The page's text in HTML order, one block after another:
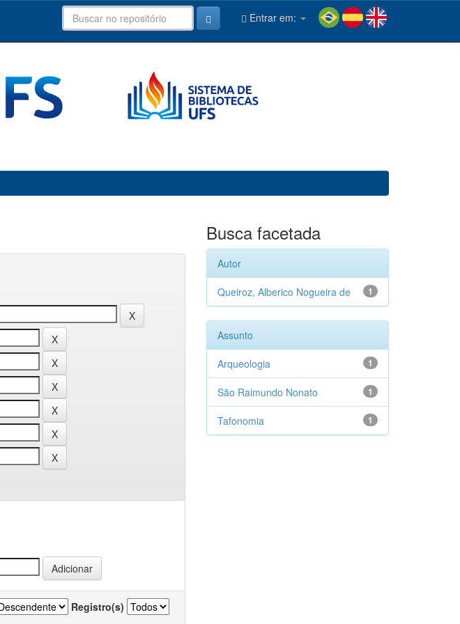
Entrar em:
Registro(s)
Busca facetada
Autor
1
Queiroz, Alberico Nogueira de
Assunto
1
Arqueologia
1
São Raimundo Nonato
1
Tafonomia